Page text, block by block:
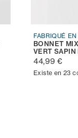
FABRIQUÉ
BONNET
VERT SAPIN
44,99 €
Existe en 23